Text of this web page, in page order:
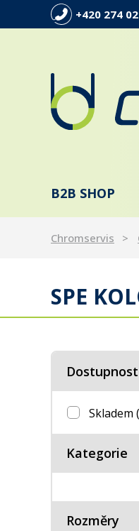
+420 274
B2B SHOP
Chromservis
SPE
Dostupnost
Skladem
Kategorie
Rozměry